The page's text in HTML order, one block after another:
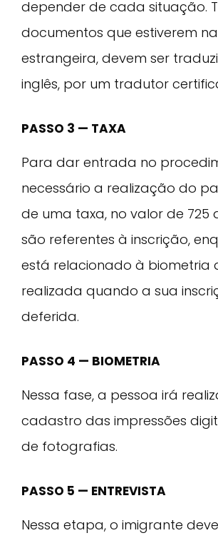
depender de cada situação.
documentos que estiverem
estrangeira, devem ser
inglês, por um tradutor
PASSO 3 — TAXA
Para dar entrada no
necessário a realização do
de uma taxa, no valor de 725
são referentes à inscrição,
está relacionado à biometria
realizada quando a sua
deferida.
PASSO 4 — BIOMETRIA
Nessa fase, a pessoa irá
cadastro das impressões
de fotografias.
PASSO 5 — ENTREVISTA
Nessa etapa, o imigrante